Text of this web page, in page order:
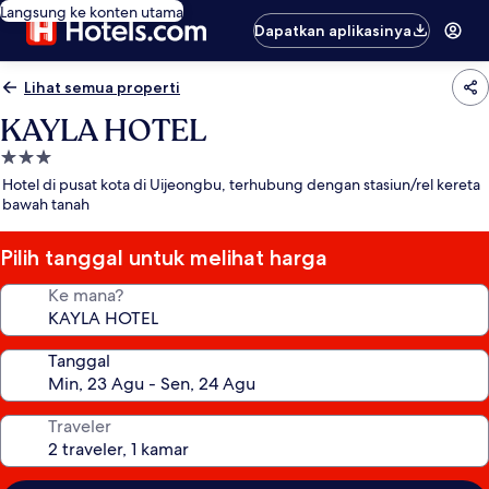
Langsung ke konten utama
Dapatkan aplikasinya
Lihat semua properti
KAYLA HOTEL
Properti
bintang
3.0
Hotel di pusat kota di Uijeongbu, terhubung dengan stasiun/rel kereta
bawah tanah
Pilih tanggal untuk melihat harga
Ke mana?
Tanggal
Traveler